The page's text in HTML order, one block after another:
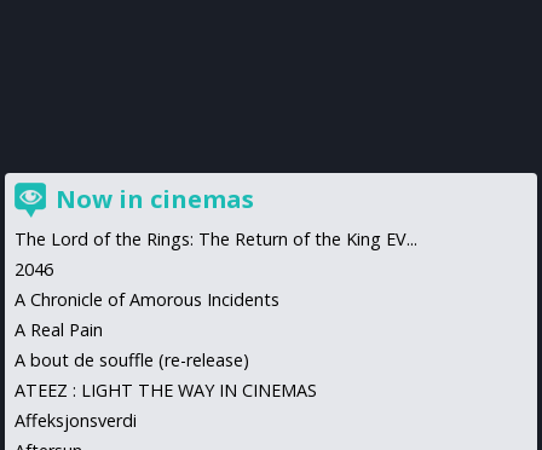
Now in cinemas
The Lord of the Rings: The Return of the King EV...
2046
A Chronicle of Amorous Incidents
A Real Pain
A bout de souffle (re-release)
ATEEZ : LIGHT THE WAY IN CINEMAS
Affeksjonsverdi